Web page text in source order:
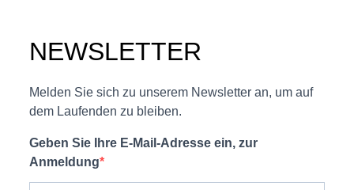
NEWSLETTER
Melden Sie sich zu unserem Newsletter an, um auf
dem Laufenden zu bleiben.
Geben Sie Ihre E-Mail-Adresse ein, zur
Anmeldung